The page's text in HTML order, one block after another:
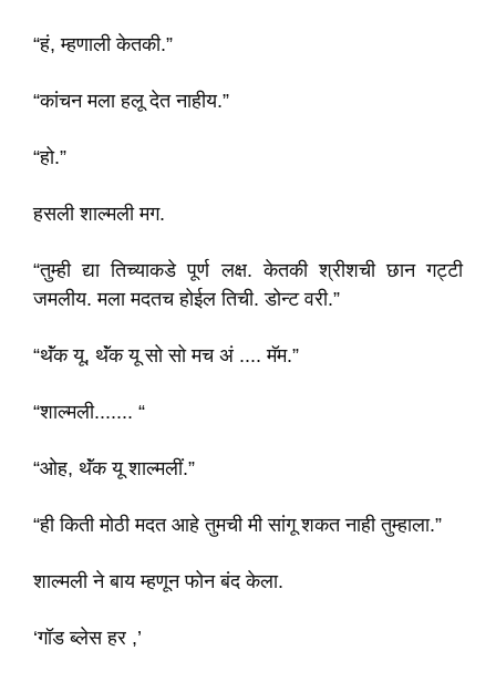
“हं, म्हणाली केतकी.”
“कांचन मला हलू देत नाहीय.”
“हो.”
हसली शाल्मली मग.
“तुम्ही द्या तिच्याकडे पूर्ण लक्ष. केतकी श्रीशची छान गट्टी
जमलीय. मला मदतच होईल तिची. डोन्ट वरी.”
“थॅंक यू, थॅंक यू सो सो मच अं .... मॅम.”
“शाल्मली....... “
“ओह, थॅंक यू शाल्मलीं.”
“ही किती मोठी मदत आहे तुमची मी सांगू शकत नाही तुम्हाला.”
शाल्मली ने बाय म्हणून फोन बंद केला.
‘गॉड ब्लेस हर ,’